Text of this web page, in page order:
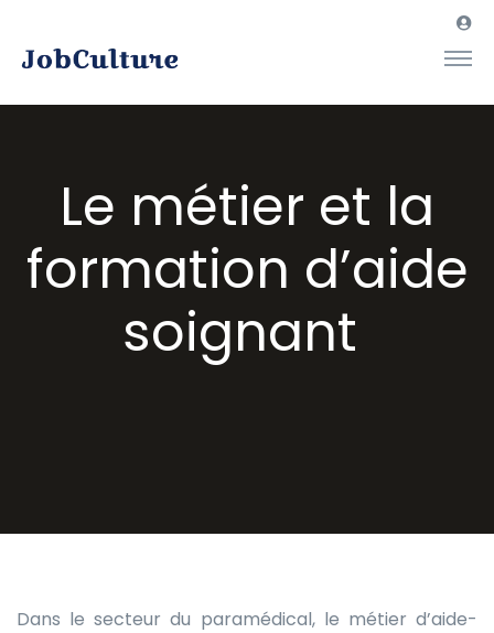
Le métier et la
formation d’aide
soignant
Dans le secteur du paramédical, le métier d’aide-